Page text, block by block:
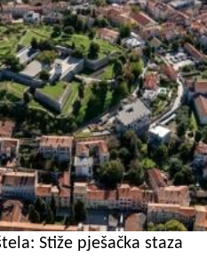
Stiže pješačka staza